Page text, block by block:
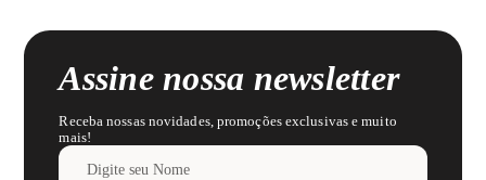
Assine nossa newsletter
Receba nossas novidades, promoções exclusivas e muito
mais!